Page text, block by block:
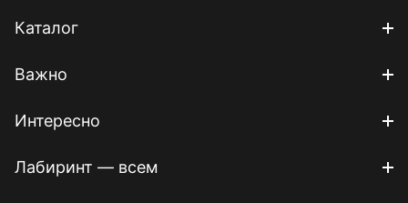
Каталог
Важно
Интересно
Лабиринт — всем